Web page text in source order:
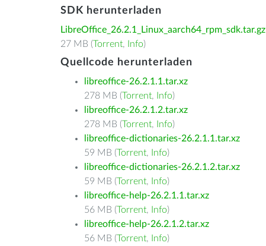
SDK herunterladen
LibreOffice_26.2.1_Linux_aarch64_rpm_sdk.tar.gz
27 MB (Torrent, Info)
Quellcode herunterladen
libreoffice-26.2.1.1.tar.xz
278 MB (Torrent, Info)
libreoffice-26.2.1.2.tar.xz
278 MB (Torrent, Info)
libreoffice-dictionaries-26.2.1.1.tar.xz
59 MB (Torrent, Info)
libreoffice-dictionaries-26.2.1.2.tar.xz
59 MB (Torrent, Info)
libreoffice-help-26.2.1.1.tar.xz
56 MB (Torrent, Info)
libreoffice-help-26.2.1.2.tar.xz
56 MB (Torrent, Info)